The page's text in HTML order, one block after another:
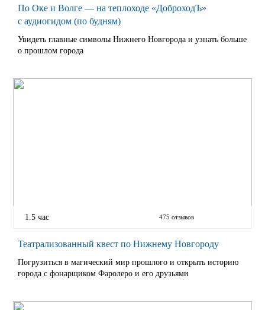
По Оке и Волге — на теплоходе «ДоброходЪ»
с аудиогидом (по будням)
Увидеть главные символы Нижнего Новгорода и узнать больше
о прошлом города
1.5 час 475 отзывов
Театрализованный квест по Нижнему Новгороду
Погрузиться в магический мир прошлого и открыть историю
города с фонарщиком Фаролеро и его друзьями